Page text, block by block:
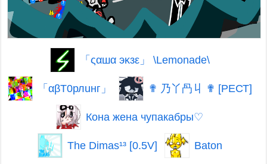
「ςαшα эκзε」 \Lemonade\
「αβТ0рлuнг」 ✟ 乃丫冎丩 ✟ [РЕСТ]
Кона жена чупакабры♡
The Dimas¹³ [0.5V] Baton